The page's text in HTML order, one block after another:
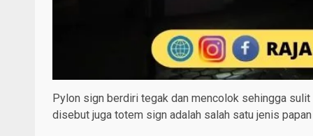
Pylon sign berdiri tegak dan mencolok sehingga
disebut juga totem sign adalah salah satu jenis